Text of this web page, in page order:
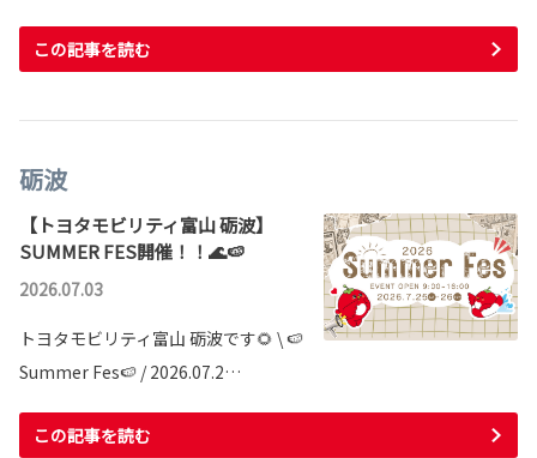
この記事を読む
砺波
【トヨタモビリティ富山 砺波】
SUMMER FES開催！！🌊🍉
2026.07.03
トヨタモビリティ富山 砺波です🌻 \ 🍉
Summer Fes🍉 / 2026.07.2…
この記事を読む